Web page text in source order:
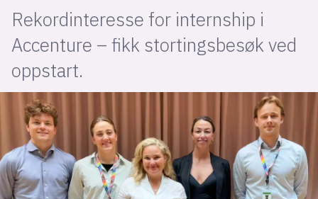
Rekordinteresse for internship i
Accenture – fikk stortingsbesøk ved
oppstart.
utdanning sikkerhet
kontor
frontend
backend
apputvikling
devops
IoT
design
tilgjengelighet
ukas koder
inn/ut
hobby